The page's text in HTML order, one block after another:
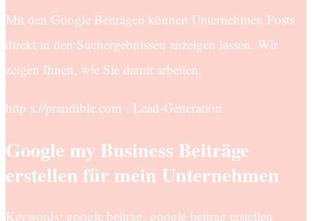
Mit den Google Beiträgen können Unternehmen Posts
direkt in den Suchergebnissen anzeigen lassen. Wir
zeigen Ihnen, wie Sie damit arbeiten.
http s://prandible.com › Lead-Generation
Google my Business Beiträge
erstellen für mein Unternehmen
Keywords: google beitrag, google beitrag erstellen